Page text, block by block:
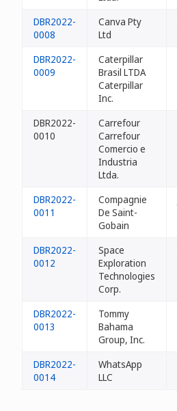
DBR2022-
0008
Canva Pty
Ltd
DBR2022-
0009
Caterpillar
Brasil LTDA
Caterpillar
Inc.
DBR2022-
0010
Carrefour
Carrefour
Comercio e
Industria
Ltda.
DBR2022-
0011
Compagnie
De Saint-
Gobain
DBR2022-
0012
Space
Exploration
Technologies
Corp.
DBR2022-
0013
Tommy
Bahama
Group, Inc.
DBR2022-
0014
WhatsApp
LLC